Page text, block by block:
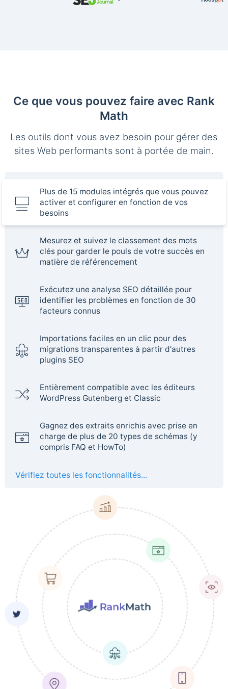
Ce que vous pouvez faire avec Rank
Math
Les outils dont vous avez besoin pour gérer des
sites Web performants sont à portée de main.
Plus de 15 modules intégrés que vous pouvez
activer et configurer en fonction de vos
besoins
Mesurez et suivez le classement des mots
clés pour garder le pouls de votre succès en
matière de référencement
Exécutez une analyse SEO détaillée pour
identifier les problèmes en fonction de 30
facteurs connus
Importations faciles en un clic pour des
migrations transparentes à partir d'autres
plugins SEO
Entièrement compatible avec les éditeurs
WordPress Gutenberg et Classic
Gagnez des extraits enrichis avec prise en
charge de plus de 20 types de schémas (y
compris FAQ et HowTo)
Vérifiez toutes les fonctionnalités...